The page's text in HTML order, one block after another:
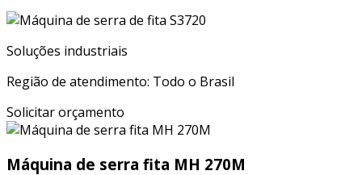
Soluções industriais
Região de atendimento: Todo o Brasil
Solicitar orçamento
Máquina de serra fita MH 270M